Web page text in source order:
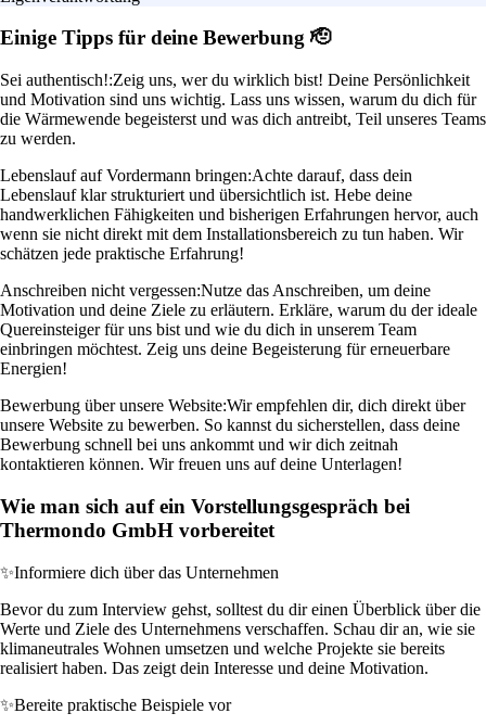
Einige Tipps für deine Bewerbung 🫡
Sei authentisch!:Zeig uns, wer du wirklich bist! Deine Persönlichkeit
und Motivation sind uns wichtig. Lass uns wissen, warum du dich für
die Wärmewende begeisterst und was dich antreibt, Teil unseres Teams
zu werden.
Lebenslauf auf Vordermann bringen:Achte darauf, dass dein
Lebenslauf klar strukturiert und übersichtlich ist. Hebe deine
handwerklichen Fähigkeiten und bisherigen Erfahrungen hervor, auch
wenn sie nicht direkt mit dem Installationsbereich zu tun haben. Wir
schätzen jede praktische Erfahrung!
Anschreiben nicht vergessen:Nutze das Anschreiben, um deine
Motivation und deine Ziele zu erläutern. Erkläre, warum du der ideale
Quereinsteiger für uns bist und wie du dich in unserem Team
einbringen möchtest. Zeig uns deine Begeisterung für erneuerbare
Energien!
Bewerbung über unsere Website:Wir empfehlen dir, dich direkt über
unsere Website zu bewerben. So kannst du sicherstellen, dass deine
Bewerbung schnell bei uns ankommt und wir dich zeitnah
kontaktieren können. Wir freuen uns auf deine Unterlagen!
Wie man sich auf ein Vorstellungsgespräch bei
Thermondo GmbH vorbereitet
✨Informiere dich über das Unternehmen
Bevor du zum Interview gehst, solltest du dir einen Überblick über die
Werte und Ziele des Unternehmens verschaffen. Schau dir an, wie sie
klimaneutrales Wohnen umsetzen und welche Projekte sie bereits
realisiert haben. Das zeigt dein Interesse und deine Motivation.
✨Bereite praktische Beispiele vor